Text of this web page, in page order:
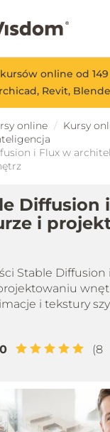
online od 149
Revit,
online
Kursy
i Flux w
Diffusion
i
Stable Diffusion
i tekstury
(8